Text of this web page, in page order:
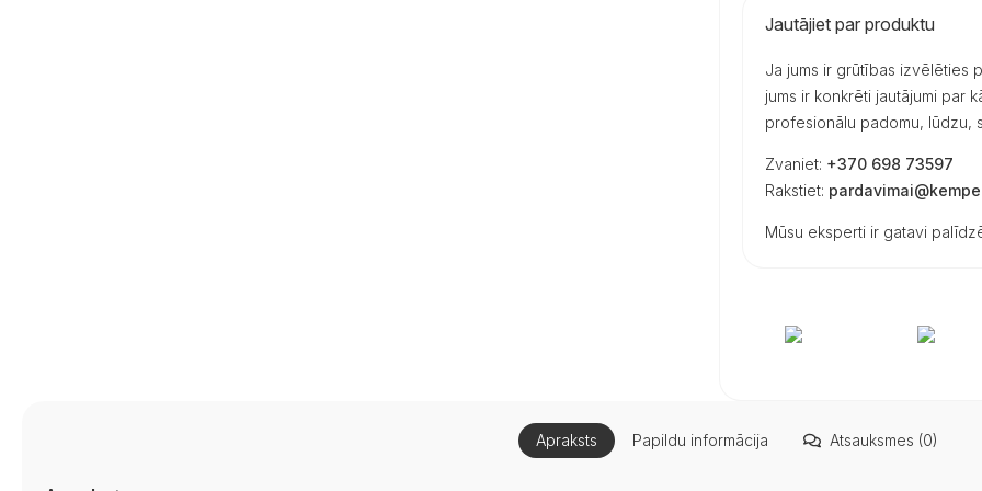
Jautājiet par produktu
Ja jums ir grūtības izvēlēties
jums ir konkrēti jautājumi par
profesionālu padomu, lūdzu,
Zvaniet: +370 698 73597
Rakstiet:
Mūsu eksperti ir gatavi
Apraksts Papildu informācija Atsauksmes (0)